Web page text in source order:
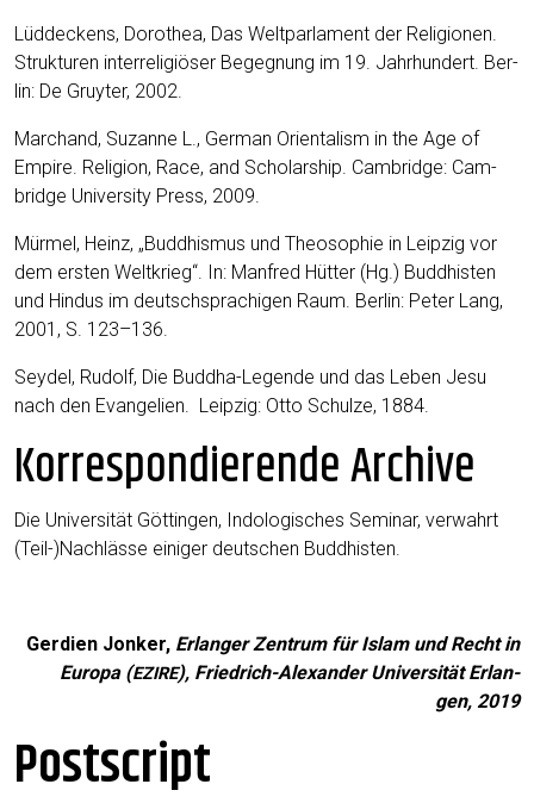
Lüd­de­ckens, Doro­thea, Das Welt­par­la­ment der Reli­gio­nen.
Struk­tu­ren inter­re­li­giö­ser Begeg­nung im 19. Jahr­hun­dert. Ber­
lin: De Gruy­ter, 2002.
Mar­chand, Suzan­ne L., Ger­man Ori­en­ta­lism in the Age of
Empire. Reli­gi­on, Race, and Scho­lar­ship. Cam­bridge: Cam­
bridge Uni­ver­si­ty Press, 2009.
Mür­mel, Heinz, „Bud­dhis­mus und Theo­so­phie in Leip­zig vor
dem ers­ten Welt­krieg“. In: Man­fred Hüt­ter (Hg.) Bud­dhis­ten
und Hin­dus im deutsch­spra­chi­gen Raum. Ber­lin: Peter Lang,
2001, S. 123–136.
Sey­del, Rudolf, Die Bud­dha-Legen­de und das Leben Jesu
nach den Evan­ge­li­en. Leip­zig: Otto Schul­ze, 1884.
Korrespondierende Archive
Die Uni­ver­si­tät Göt­tin­gen, Indo­lo­gi­sches Semi­nar, ver­wahrt
(Teil-)Nachlässe eini­ger deut­schen Buddhisten.
Ger­dien Jon­ker, Erlan­ger Zen­trum für Islam und Recht in
Euro­pa (EZIRE), Fried­rich-Alex­an­der Uni­ver­si­tät Erlan­
gen, 2019
Postscript